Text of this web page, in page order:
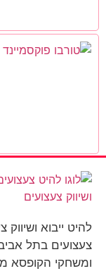
להיט ייבוא
צעצועים בתל